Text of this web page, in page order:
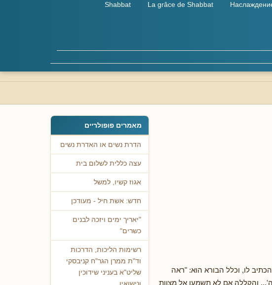
La grâce de Shabbat
Shabbat
לו, וכלל הבורא הוא: "ראה
והקללה אם לא תשמעו אל מצוות
מאמרים פופולריים
הדרת נשים או האדרת נשים
עצה כללית לשלום בית
אגוז קשיו, למשל
חדש: אשת חיל - מעודכן
"יאריך ימים ויזכה לבנים
כשרים"
רשימות הליכות, הדרכות
וד"ת ממרן הגר"ח קניבסקי
שליט"א בעניני שידוכין